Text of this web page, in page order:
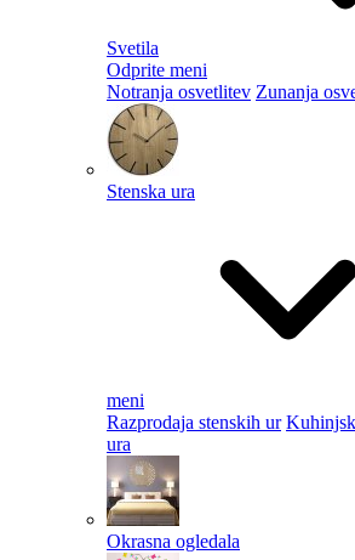
Svetila
Odprite meni
Notranja osvetlitev Zunanja
Stenska ura
meni
Razprodaja stenskih ur
ura
Okrasna ogledala